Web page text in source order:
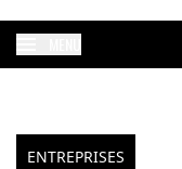
ENTREPRISES